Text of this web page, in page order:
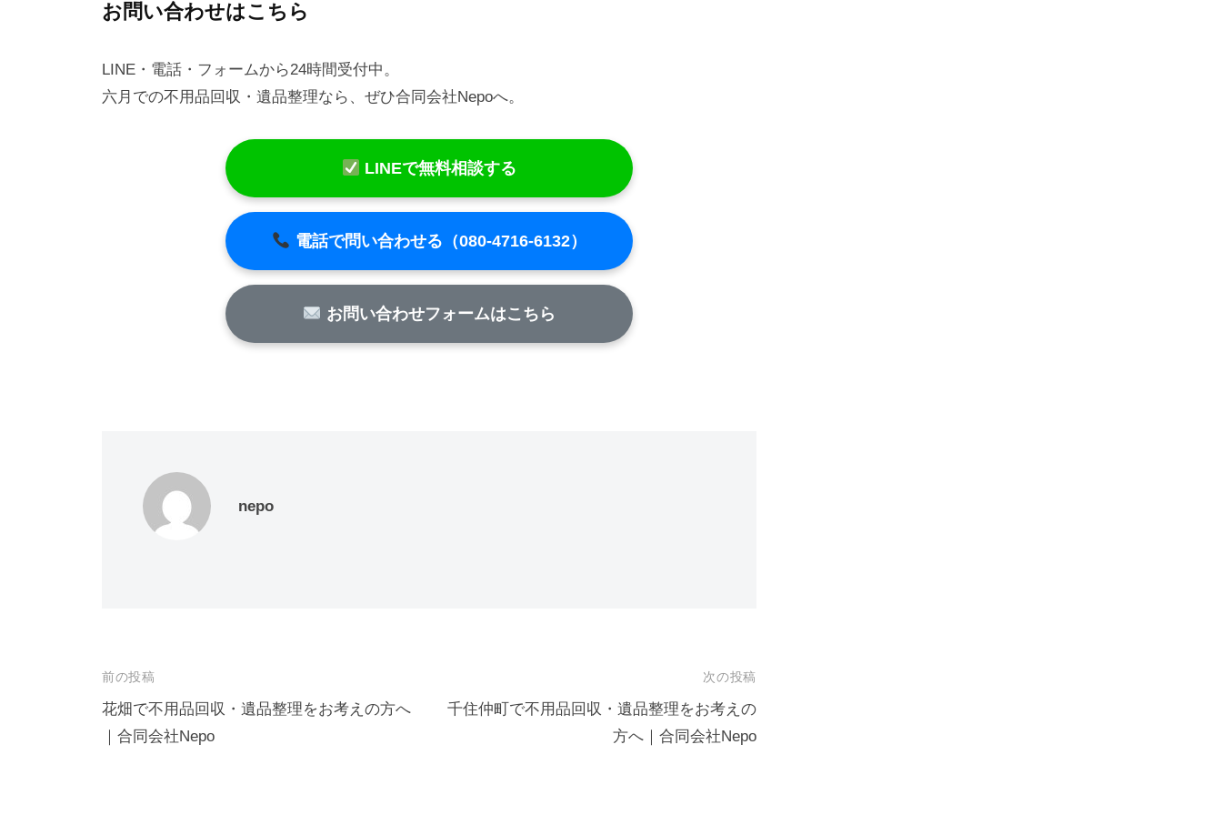
お問い合わせはこちら
LINE・電話・フォームから24時間受付中。
六月での不用品回収・遺品整理なら、ぜひ合同会社Nepoへ。
LINEで無料相談する
電話で問い合わせる（080-4716-6132）
お問い合わせフォームはこちら
nepo
投
稿
ナ
前の投稿
花畑で不用品回収・遺品整理をお考えの方へ
｜合同会社Nepo
次の投稿
千住仲町で不用品回収・遺品整理をお考えの
方へ｜合同会社Nepo